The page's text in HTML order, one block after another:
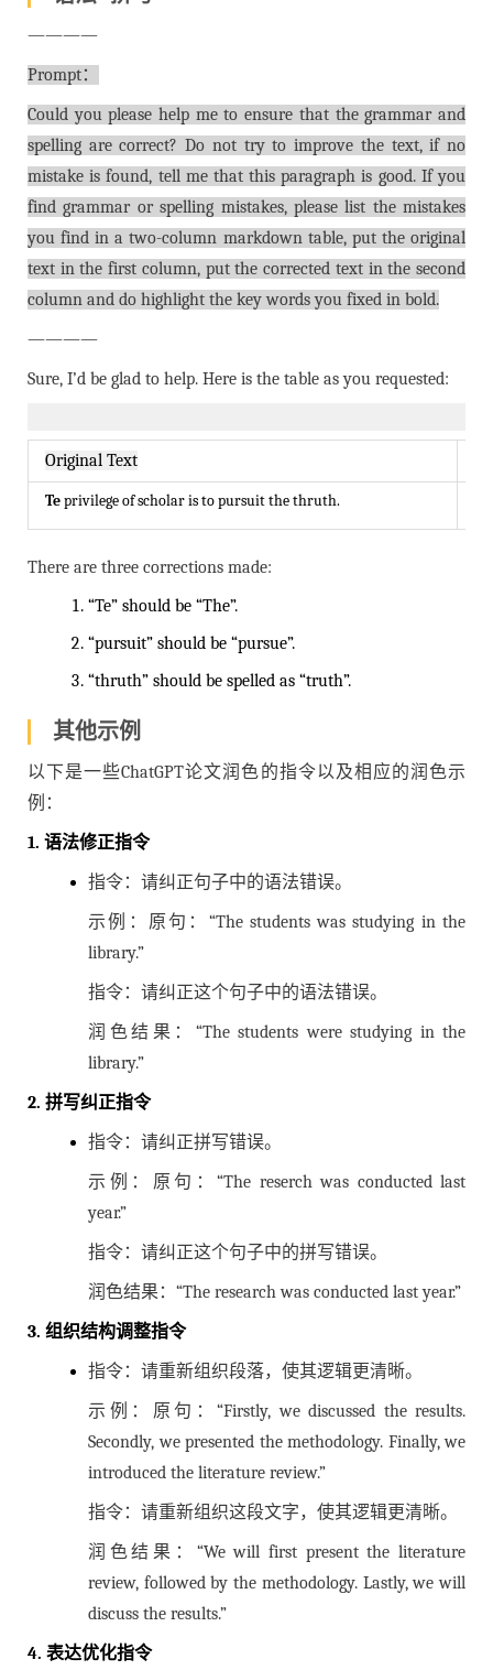
————
Prompt：
Could you please help me to ensure that the grammar and
spelling are correct? Do not try to improve the text, if no
mistake is found, tell me that this paragraph is good. If you
find grammar or spelling mistakes, please list the mistakes
you find in a two-column markdown table, put the original
text in the first column, put the corrected text in the second
column and do highlight the key words you fixed in bold.
————
Sure, I’d be glad to help. Here is the table as you requested:
Original Text
Teprivilege of scholar is to pursuit the thruth.
There are three corrections made:
“Te” should be “The”.
“pursuit” should be “pursue”.
“thruth” should be spelled as “truth”.
其他示例
以下是一些ChatGPT论文润色的指令以及相应的润色示
例：
1. 语法修正指令
指令：请纠正句子中的语法错误。
示例：原句：“The students was studying in the
library.”
指令：请纠正这个句子中的语法错误。
润色结果：“The students were studying in the
library.”
2. 拼写纠正指令
指令：请纠正拼写错误。
示例：原句：“The reserch was conducted last
year.”
指令：请纠正这个句子中的拼写错误。
润色结果：“The research was conducted last year.”
3. 组织结构调整指令
指令：请重新组织段落，使其逻辑更清晰。
示例：原句：“Firstly, we discussed the results.
Secondly, we presented the methodology. Finally, we
introduced the literature review.”
指令：请重新组织这段文字，使其逻辑更清晰。
润色结果：“We will first present the literature
review, followed by the methodology. Lastly, we will
discuss the results.”
4. 表达优化指令